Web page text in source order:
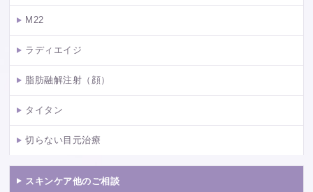
M22
ラディエイジ
脂肪融解注射（顔）
タイタン
切らない目元治療
スキンケア他のご相談